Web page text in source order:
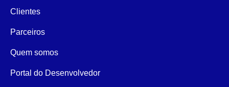
Clientes
Parceiros
Quem somos
Portal do Desenvolvedor